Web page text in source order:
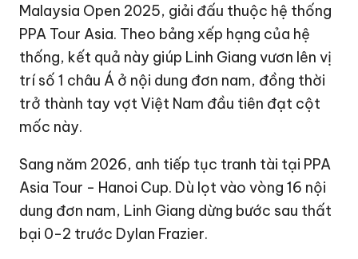
Malaysia Open 2025, giải đấu thuộc hệ thống
PPA Tour Asia. Theo bảng xếp hạng của hệ
thống, kết quả này giúp Linh Giang vươn lên vị
trí số 1 châu Á ở nội dung đơn nam, đồng thời
trở thành tay vợt Việt Nam đầu tiên đạt cột
mốc này.
Sang năm 2026, anh tiếp tục tranh tài tại PPA
Asia Tour - Hanoi Cup. Dù lọt vào vòng 16 nội
dung đơn nam, Linh Giang dừng bước sau thất
bại 0-2 trước Dylan Frazier.